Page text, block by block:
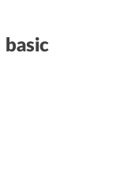
basic